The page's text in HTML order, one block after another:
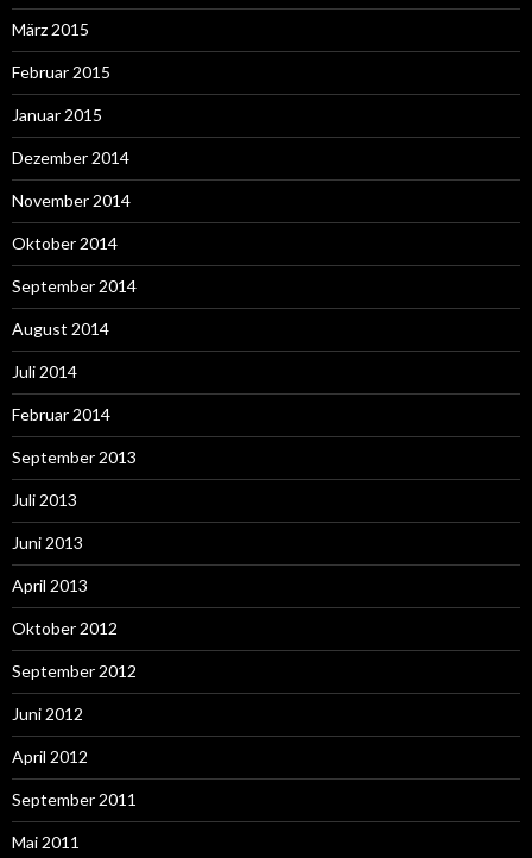
März 2015
Februar 2015
Januar 2015
Dezember 2014
November 2014
Oktober 2014
September 2014
August 2014
Juli 2014
Februar 2014
September 2013
Juli 2013
Juni 2013
April 2013
Oktober 2012
September 2012
Juni 2012
April 2012
September 2011
Mai 2011